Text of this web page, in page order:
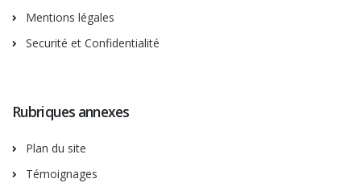
Mentions légales
Securité et Confidentialité
Rubriques annexes
Plan du site
Témoignages